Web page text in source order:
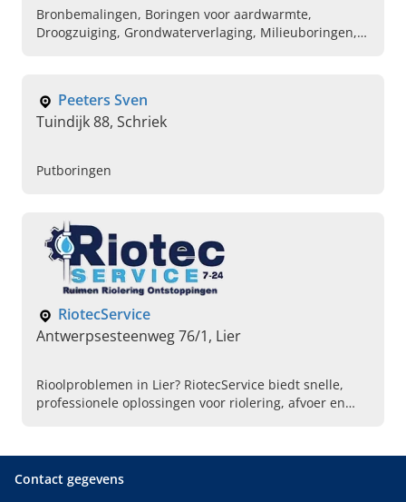
Bronbemalingen, Boringen voor aardwarmte,
Droogzuiging, Grondwaterverlaging, Milieuboringen,
Peeters Sven
Tuindijk 88, Schriek
Putboringen
RiotecService
Antwerpsesteenweg 76/1, Lier
Rioolproblemen in Lier? RiotecService biedt snelle,
professionele oplossingen voor riolering, afvoer en
Contact gegevens